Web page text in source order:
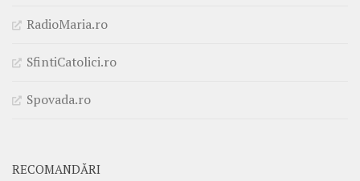
RadioMaria.ro
SfintiCatolici.ro
Spovada.ro
RECOMANDĂRI